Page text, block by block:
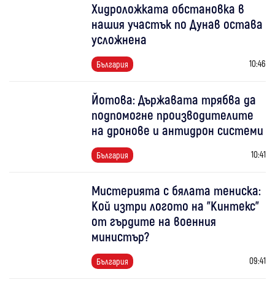
Хидроложката обстановка в
нашия участък по Дунав остава
усложнена
България 10:46
Йотова: Държавата трябва да
подпомогне производителите
на дронове и антидрон системи
България 10:41
Мистерията с бялата тениска:
Кой изтри логото на "Кинтекс"
от гърдите на военния
министър?
България 09:41